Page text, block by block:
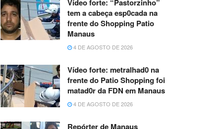
Vídeo forte: “Pastorzinho”
tem a cabeça esp0cada na
frente do Shopping Patio
Manaus
4 DE AGOSTO DE 2026
Vídeo forte: metralhad0 na
frente do Patio Shopping foi
matad0r da FDN em Manaus
4 DE AGOSTO DE 2026
Repórter de Manaus